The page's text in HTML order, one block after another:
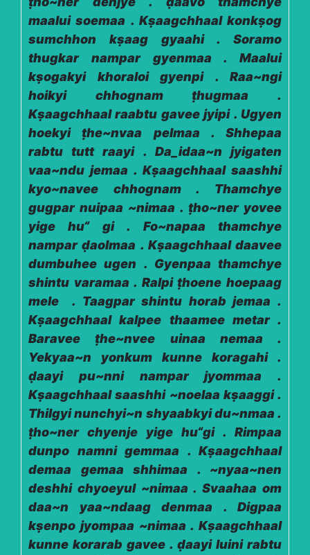
maalui soemaa . Kṣaagchhaal konkṣog
sumchhon kṣaag gyaahi . Soramo
thugkar nampar gyenmaa . Maalui
kṣogakyi khoraloi gyenpi . Raa~ngi
hoikyi chhognam ṭhugmaa .
Kṣaagchhaal raabtu gavee jyipi . Ugyen
hoekyi ṭhe~nvaa pelmaa . Shhepaa
rabtu tutt raayi . Da_idaa~n jyigaten
vaa~ndu jemaa . Kṣaagchhaal saashhi
kyo~navee chhognam . Thamchye
gugpar nuipaa ~nimaa . ṭho~ner yovee
yige hu“ gi . Fo~napaa thamchye
nampar ḍaolmaa . Kṣaagchhaal daavee
dumbuhee ugen . Gyenpaa thamchye
shintu varamaa . Ralpi ṭhoene hoepaag
mele . Taagpar shintu horab jemaa .
Kṣaagchhaal kalpee thaamee metar .
Baravee ṭhe~nvee uinaa nemaa .
Yekyaa~n yonkum kunne koragahi .
ḍaayi pu~nni nampar jyommaa .
Kṣaagchhaal saashhi ~noelaa kṣaaggi .
Thilgyi nunchyi~n shyaabkyi du~nmaa .
ṭho~ner chyenje yige hu“gi . Rimpaa
dunpo namni gemmaa . Kṣaagchhaal
demaa gemaa shhimaa . ~nyaa~nen
deshhi chyoeyul ~nimaa . Svaahaa om
daa~n yaa~ndaag denmaa . Digpaa
kṣenpo jyompaa ~nimaa . Kṣaagchhaal
kunne korarab gavee . ḍaayi luini rabtu